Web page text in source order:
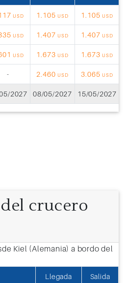
USD 1.105 USD 1.105 USD
USD 1.407 USD 1.407 USD
USD 1.673 USD 1.673 USD
- 2.460 USD 3.065 USD
2027 08/05/2027 15/05/2027
crucero
Llegada Salida